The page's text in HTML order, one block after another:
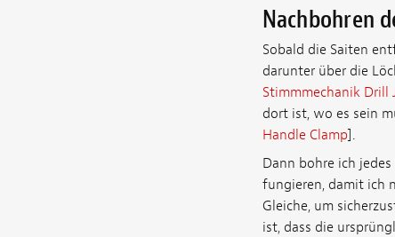
Nachbohren
Sobald die Saiten
darunter über die
Stimmmechanik Drill
dort ist, wo es sein
Handle Clamp].
Dann bohre ich
fungieren, damit ich
Gleiche, um
ist, dass die